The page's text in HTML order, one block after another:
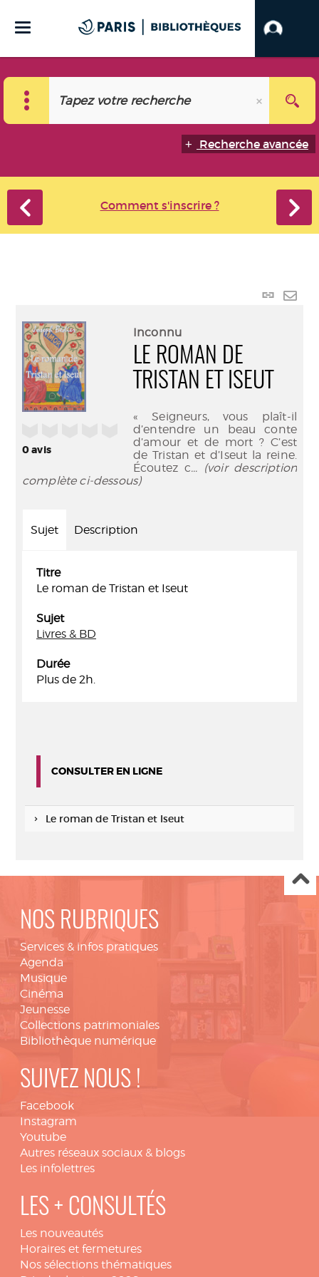
Recherche avancée
Comment s'inscrire ?
Lien
0avis
Inconnu
LE ROMAN DE
TRISTAN ET ISEUT
« Seigneurs, vous plaît-il
d’entendre un beau conte
d’amour et de mort ? C’est
de Tristan et d’Iseut la reine.
Écoutez c... (voir description
complète ci-dessous)
Sujet Description
Titre
Le roman de Tristan et Iseut
Sujet
Livres & BD
Durée
Plus de 2h.
CONSULTER EN LIGNE
Le roman de Tristan et Iseut
NOS RUBRIQUES
Services & infos pratiques
Agenda
Musique
Cinéma
Jeunesse
Collections patrimoniales
Bibliothèque numérique
SUIVEZ NOUS !
Facebook
Instagram
Youtube
Autres réseaux sociaux & blogs
Les infolettres
LES + CONSULTÉS
Les nouveautés
Horaires et fermetures
Nos sélections thématiques